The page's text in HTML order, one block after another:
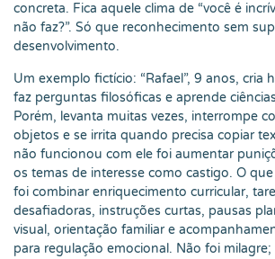
concreta. Fica aquele clima de “você é
não faz?”. Só que reconhecimento sem
desenvolvimento.
Um exemplo fictício: “Rafael”, 9 anos, cria
faz perguntas filosóficas e aprende
Porém, levanta muitas vezes, interrompe
objetos e se irrita quando precisa copiar
não funcionou com ele foi aumentar
os temas de interesse como castigo. O
foi combinar enriquecimento curricular,
desafiadoras, instruções curtas, pausas
visual, orientação familiar e
para regulação emocional. Não foi